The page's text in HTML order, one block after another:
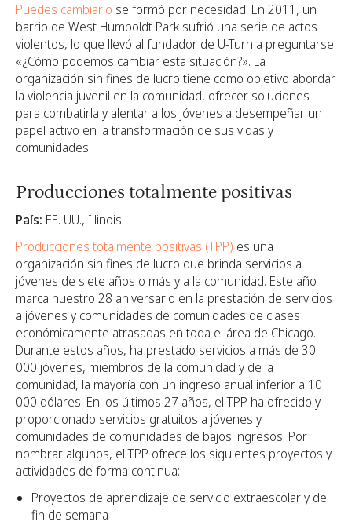
Puedes cambiarlo se formó por necesidad. En 2011, un
barrio de West Humboldt Park sufrió una serie de actos
violentos, lo que llevó al fundador de U-Turn a preguntarse:
«¿Cómo podemos cambiar esta situación?». La
organización sin fines de lucro tiene como objetivo abordar
la violencia juvenil en la comunidad, ofrecer soluciones
para combatirla y alentar a los jóvenes a desempeñar un
papel activo en la transformación de sus vidas y
comunidades.
Producciones totalmente positivas
País: EE. UU., Illinois
Producciones totalmente positivas (TPP) es una
organización sin fines de lucro que brinda servicios a
jóvenes de siete años o más y a la comunidad. Este año
marca nuestro 28 aniversario en la prestación de servicios
a jóvenes y comunidades de comunidades de clases
económicamente atrasadas en toda el área de Chicago.
Durante estos años, ha prestado servicios a más de 30
000 jóvenes, miembros de la comunidad y de la
comunidad, la mayoría con un ingreso anual inferior a 10
000 dólares. En los últimos 27 años, el TPP ha ofrecido y
proporcionado servicios gratuitos a jóvenes y
comunidades de comunidades de bajos ingresos. Por
nombrar algunos, el TPP ofrece los siguientes proyectos y
actividades de forma continua:
Proyectos de aprendizaje de servicio extraescolar y de
fin de semana